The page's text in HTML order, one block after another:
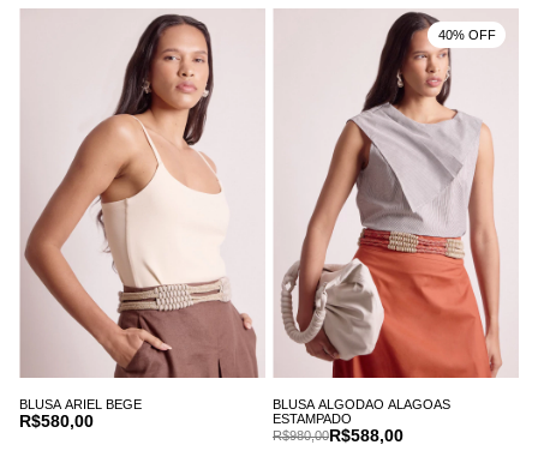
BLUSA ARIEL BEGE
R$580,00
BLUSA ALGODAO ALAGOAS
ESTAMPADO
R$588,00
R$980,00
40% OFF